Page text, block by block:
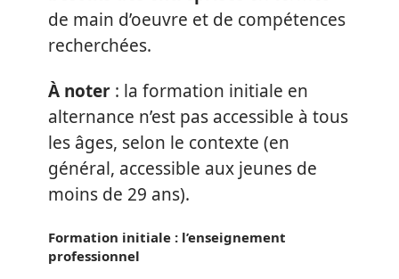
de main d’oeuvre et de compétences
recherchées.
À noter : la formation initiale en
alternance n’est pas accessible à tous
les âges, selon le contexte (en
général, accessible aux jeunes de
moins de 29 ans).
Formation initiale : l’enseignement
professionnel